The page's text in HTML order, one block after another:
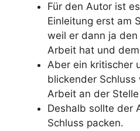
Für den Autor ist
Einleitung erst am
weil er dann ja
Arbeit hat und
Aber ein kritischer
blickender
Arbeit an der
Deshalb sollte der
Schluss packen.